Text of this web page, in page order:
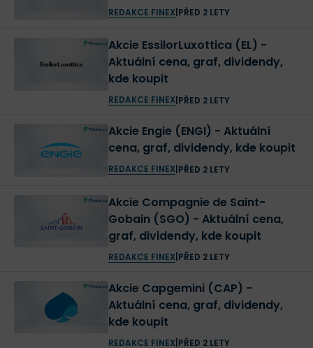
REDAKCE FINEX| PŘED 2 LETY
Akcie EssilorLuxottica (EL) -
Aktuální cena, graf, dividendy,
kde koupit
REDAKCE FINEX| PŘED 2 LETY
Akcie Engie (ENGI) - Aktuální
cena, graf, dividendy, kde koupit
REDAKCE FINEX| PŘED 2 LETY
Akcie Compagnie de Saint-
Gobain (SGO) - Aktuální cena,
graf, dividendy, kde koupit
REDAKCE FINEX| PŘED 2 LETY
Akcie Capgemini (CAP) -
Aktuální cena, graf, dividendy,
kde koupit
REDAKCE FINEX| PŘED 2 LETY